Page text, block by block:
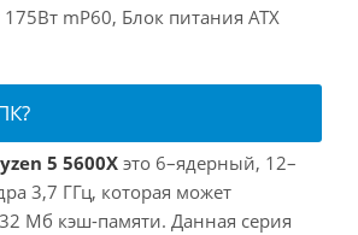
175Вт mP60, Блок питания ATX
5 5600X это 6–ядерный, 12–
3,7 ГГц, которая может
Мб кэш-памяти. Данная серия